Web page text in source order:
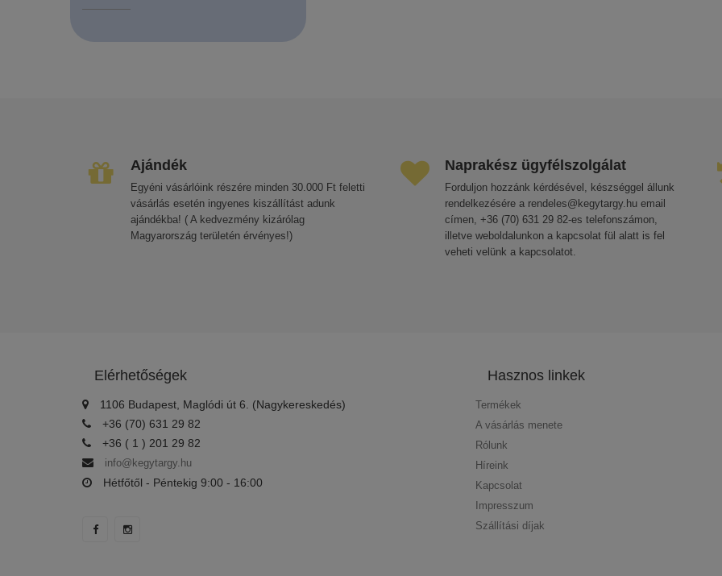
Ajándék
Egyéni vásárlóink részére minden 30.000 Ft feletti
vásárlás esetén ingyenes kiszállítást adunk
ajándékba! ( A kedvezmény kizárólag
Magyarország területén érvényes!)
Naprakész ügyfélszolgálat
Forduljon hozzánk kérdésével, készséggel állunk
rendelkezésére a rendeles@kegytargy.hu email
címen, +36 (70) 631 29 82-es telefonszámon,
illetve weboldalunkon a kapcsolat fül alatt is fel
veheti velünk a kapcsolatot.
Elérhetőségek
1106 Budapest, Maglódi út 6. (Nagykereskedés)
+36 (70) 631 29 82
+36 ( 1 ) 201 29 82
info@kegytargy.hu
Hétfőtől - Péntekig 9:00 - 16:00
Hasznos linkek
Termékek
A vásárlás menete
Rólunk
Híreink
Kapcsolat
Impresszum
Szállítási díjak